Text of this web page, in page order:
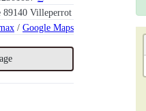
89140 Villeperrot
/ Google Maps